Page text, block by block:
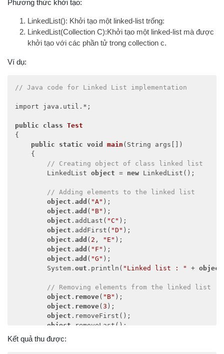
Phương thức khởi tạo:
LinkedList(): Khởi tạo một linked-list trống:
LinkedList(Collection C):Khởi tạo một linked-list mà được
khởi tạo với các phần tử trong collection c.
Ví dụ:
// Java code for Linked List implementation
import java.util.*;
public class Test
{
public
static void main ( String args[]
)
    {
// Creating object of class linked list
        LinkedList
object = new LinkedList();
// Adding elements to the linked list
object . add ( "A" );
object . add ( "B" );
object .addLast( "C" );
object .addFirst( "D" );
object . add ( 2 , "E" );
object . add ( "F" );
object . add ( "G" );
        System.
out .println( "Linked list : " + object
// Removing elements from the linked list
object . remove( "B" );
object . remove( 3 );
object .removeFirst();
object .removeLast();
        System.
Kết quả thu được: